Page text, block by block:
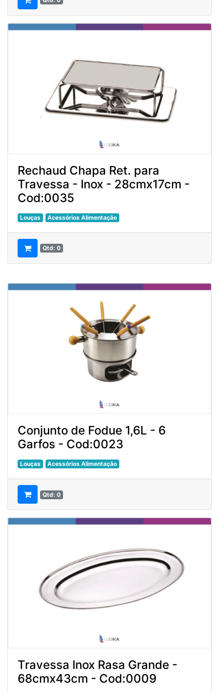
Rechaud Chapa Ret. para
Travessa - Inox - 28cmx17cm -
Cod:0035
Louças Acessórios Alimentação
Qtd: 0
Conjunto de Fodue 1,6L - 6
Garfos - Cod:0023
Louças Acessórios Alimentação
Qtd: 0
Travessa Inox Rasa Grande -
68cmx43cm - Cod:0009